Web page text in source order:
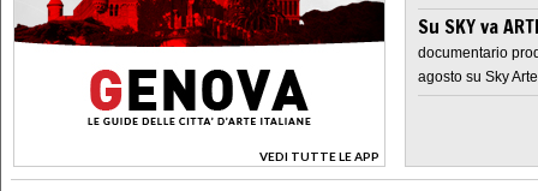
VEDI TUTTE LE APP
>
Su SKY va
documentario
agosto su Sky Arte